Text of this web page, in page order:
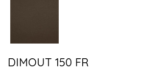
DIMOUT 150 FR